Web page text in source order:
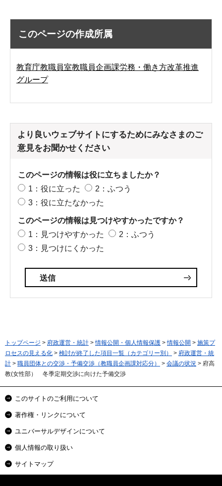
このページの作成所属
教育庁教職員室教職員企画課労務・働き方改革推進
グループ
より良いウェブサイトにするためにみなさまのご
意見をお聞かせください
このページの情報は役に立ちましたか？
1：役に立った
2：ふつう
3：役に立たなかった
このページの情報は見つけやすかったですか？
1：見つけやすかった
2：ふつう
3：見つけにくかった
トップページ > 府政運営・統計 >情報公開・個人情報保護 >情報公開 > 施策プ
ロセスの見える化 > 検討が終了した項目一覧（カテゴリー別） > 府政運営・統
計 > 職員団体との交渉・予備交渉（教職員企画課対応分） > 会議の状況 > 府高
教(女性部） 冬季定期交渉に向けた予備交渉
このサイトのご利用について
著作権・リンクについて
ユニバーサルデザインについて
個人情報の取り扱い
サイトマップ